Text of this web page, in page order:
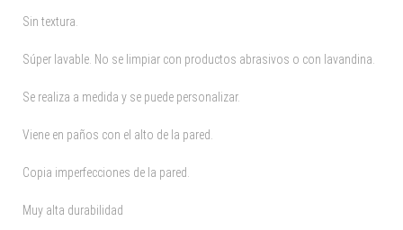
Sin textura.
Súper lavable. No se limpiar con productos abrasivos o con lavandina.
Se realiza a medida y se puede personalizar.
Viene en paños con el alto de la pared.
Copia imperfecciones de la pared.
Muy alta durabilidad